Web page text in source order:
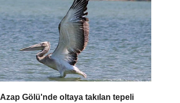
Azap Gölü'nde oltaya takılan tepeli